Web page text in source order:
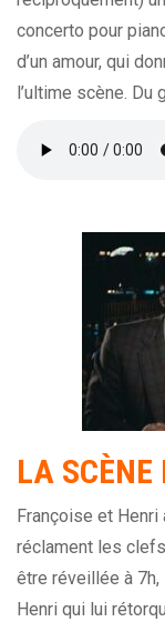
concerto pour
d’un amour, qui
l’ultime scène. Du
LA SCÈNE
Françoise et
réclament les
être réveillée à 7h,
Henri qui lui